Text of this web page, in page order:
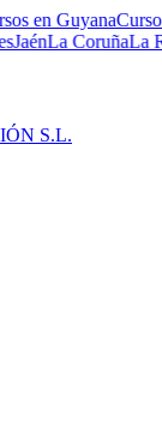
GuyanaCursos en
CoruñaLa Rioja
S.L.